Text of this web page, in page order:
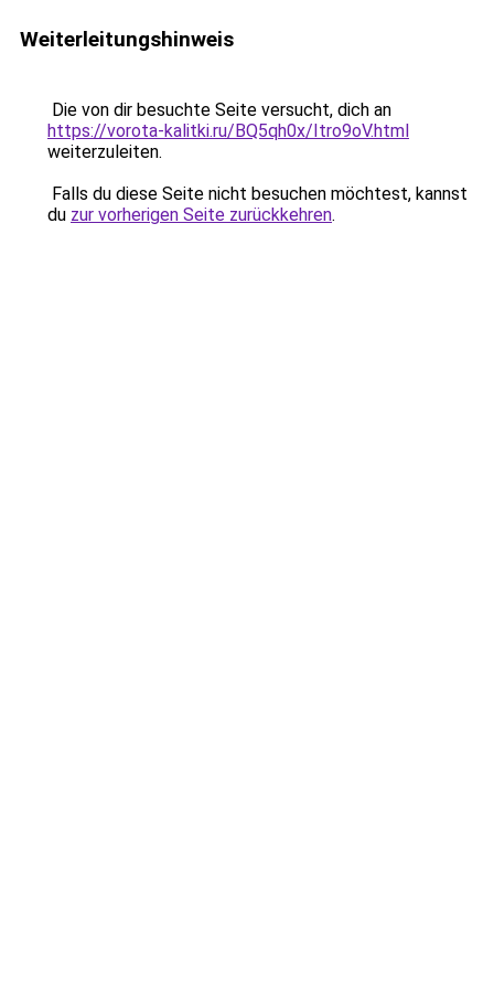
Weiterleitungshinweis
Die von dir besuchte Seite versucht, dich an
https://vorota-kalitki.ru/BQ5qh0x/Itro9oV.html
weiterzuleiten.
Falls du diese Seite nicht besuchen möchtest, kannst
du zur vorherigen Seite zurückkehren.